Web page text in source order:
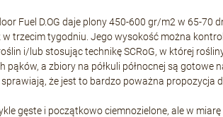
Fuel D.OG daje plony 450-600 gr/m2 w 65-
w trzecim tygodniu. Jego wysokość można
i/lub stosując technikę SCRoG, w której
pąków, a zbiory na półkuli północnej są
że jest to bardzo poważna
gęste i początkowo ciemnozielone, ale w